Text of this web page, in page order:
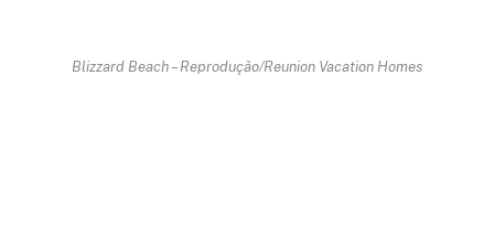
Blizzard Beach – Reprodução/Reunion Vacation Homes